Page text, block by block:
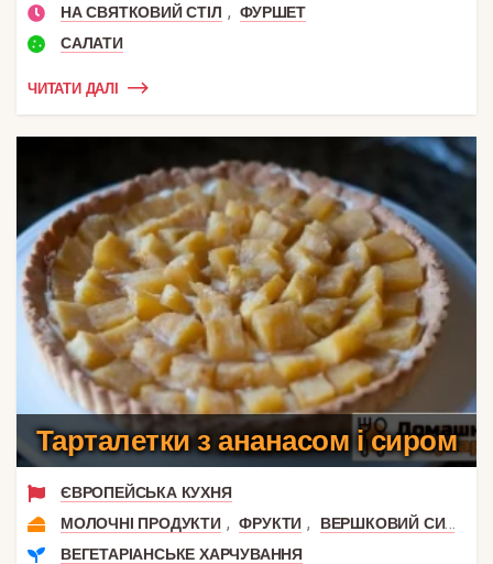
НА СВЯТКОВИЙ СТІЛ , ФУРШЕТ
САЛАТИ
ЧИТАТИ ДАЛІ
Тарталетки з ананасом і сиром
ЄВРОПЕЙСЬКА КУХНЯ
МОЛОЧНІ ПРОДУКТИ , ФРУКТИ , ВЕРШКОВИЙ СИР
ВЕГЕТАРІАНСЬКЕ ХАРЧУВАННЯ